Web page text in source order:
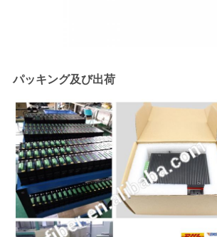
パッキング及び出荷